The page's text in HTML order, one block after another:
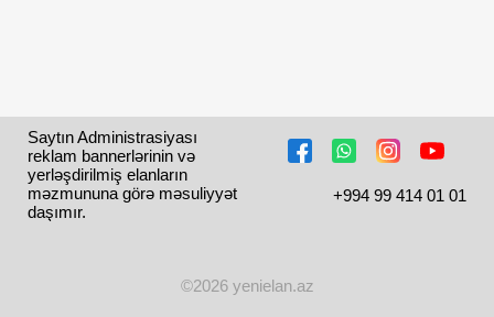
Saytın Administrasiyası
reklam bannerlərinin və
yerləşdirilmiş elanların
məzmununa görə məsuliyyət
daşımır.
+994 99 414 01 01
©2026 yenielan.az